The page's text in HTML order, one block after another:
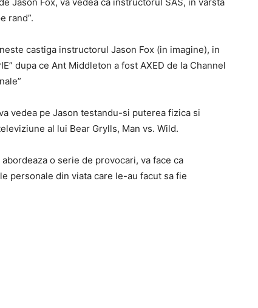
rand”.
castiga instructorul Jason Fox (in imagine), in
dupa ce Ant Middleton a fost AXED de la Channel
vedea pe Jason testandu-si puterea fizica si
al lui Bear Grylls, Man vs. Wild.
o serie de provocari, va face ca
personale din viata care le-au facut sa fie